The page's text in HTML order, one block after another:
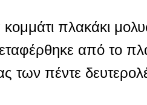
πλακάκι
από το
των πέντε